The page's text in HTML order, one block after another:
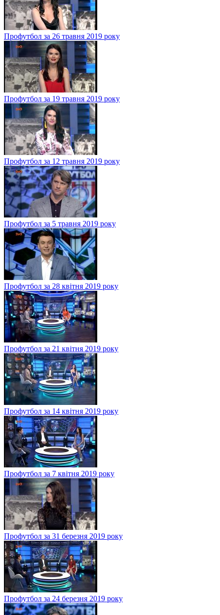
Профутбол за 26 травня 2019 року
Профутбол за 19 травня 2019 року
Профутбол за 12 травня 2019 року
Профутбол за 5 травня 2019 року
Профутбол за 28 квітня 2019 року
Профутбол за 21 квітня 2019 року
Профутбол за 14 квітня 2019 року
Профутбол за 7 квітня 2019 року
Профутбол за 31 березня 2019 року
Профутбол за 24 березня 2019 року